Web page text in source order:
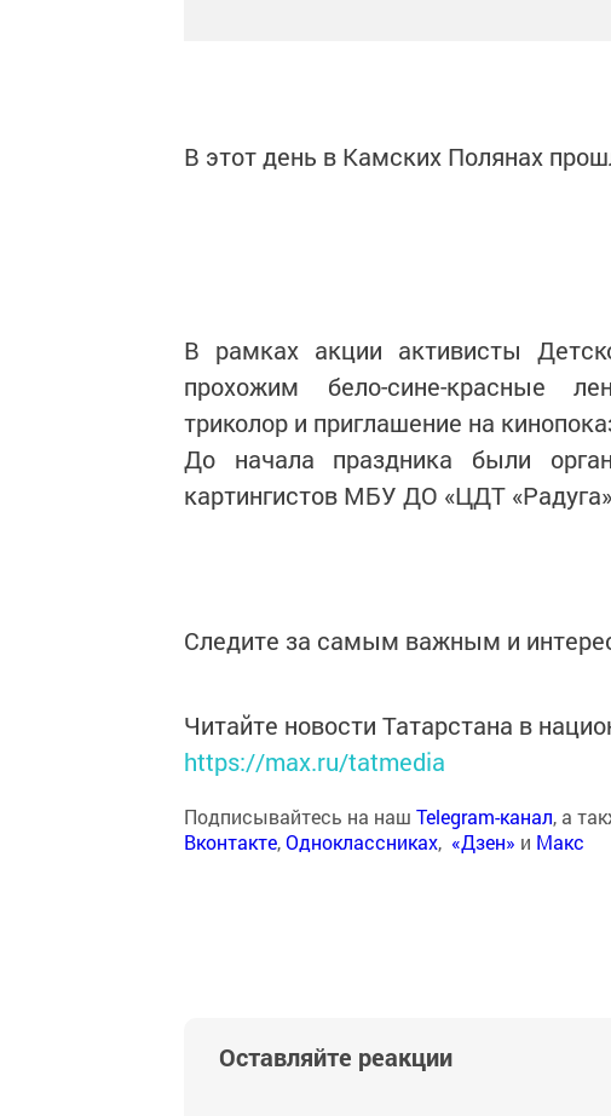
В этот день в Камских Полянах
В рамках акции активисты
прохожим бело-сине-красные
триколор и приглашение на
До начала праздника были
картингистов МБУ ДО «ЦДТ
Следите за самым важным и
Читайте новости Татарстана в
https://max.ru/tatmedia
Подписывайтесь на наш Telegram-канал, а
Вконтакте,Одноклассниках, «Дзен» и Макс
Оставляйте реакции